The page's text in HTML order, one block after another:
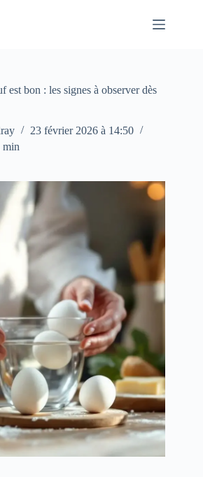
bon : les signes à observer dès
23 février 2026 à 14:50
min